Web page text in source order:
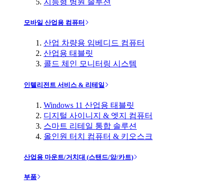
지능형 병원 솔루션
모바일 산업용 컴퓨터
산업 차량용 임베디드 컴퓨터
산업용 태블릿
콜드 체인 모니터링 시스템
인텔리전트 서비스 & 리테일
Windows 11 산업용 태블릿
디지털 사이니지 & 엣지 컴퓨터
스마트 리테일 통합 솔루션
올인원 터치 컴퓨터 & 키오스크
산업용 마운트/거치대 (스탠드/암/카트)
부품